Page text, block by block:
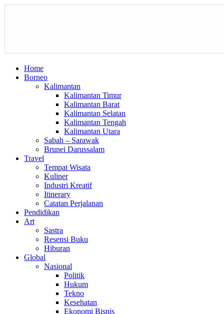
Home
Borneo
Kalimantan
Kalimantan Timur
Kalimantan Barat
Kalimantan Selatan
Kalimantan Tengah
Kalimantan Utara
Sabah – Sarawak
Brunei Darussalam
Travel
Tempat Wisata
Kuliner
Industri Kreatif
Itinerary
Catatan Perjalanan
Pendidikan
Art
Sastra
Resensi Buku
Hiburan
Global
Nasional
Politik
Hukum
Tekno
Kesehatan
Ekonomi Bisnis